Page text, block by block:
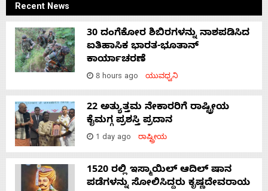
Recent News
30 ದಂಗೆಕೋರ ಶಿಬಿರಗಳನ್ನು ನಾಶಪಡಿಸಿದ
ಐತಿಹಾಸಿಕ ಭಾರತ-ಭೂತಾನ್
ಕಾರ್ಯಾಚರಣೆ
8 hours ago ಯುವಧ್ವನಿ
22 ಅತ್ಯುತ್ತಮ ನೇಕಾರರಿಗೆ ರಾಷ್ಟ್ರೀಯ
ಕೈಮಗ್ಗ ಪ್ರಶಸ್ತಿ ಪ್ರದಾನ
1 day ago ರಾಷ್ಟ್ರೀಯ
1520 ರಲ್ಲಿ ಇಸ್ಮಾಯಿಲ್ ಆದಿಲ್ ಷಾನ
ಪಡೆಗಳನ್ನು ಸೋಲಿಸಿದ್ದರು ಕೃಷ್ಣದೇವರಾಯ